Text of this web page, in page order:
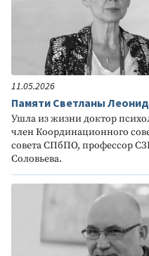
11.05.2026
Памяти Светланы
Ушла из жизни доктор
член Координационного
совета СПбПО, профессор
Соловьева.